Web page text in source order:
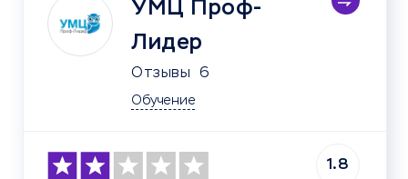
УМЦ Проф-
Лидер
Отзывы 6
Обучение
1.8